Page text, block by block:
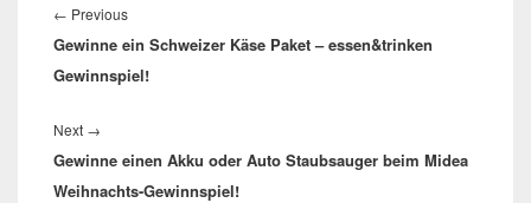
← PreviousPrevious
post:
Gewinne ein Schweizer Käse Paket – essen&trinken
Gewinnspiel!
Next →
post:
Gewinne einen Akku oder Auto Staubsauger beim Midea
Weihnachts-Gewinnspiel!